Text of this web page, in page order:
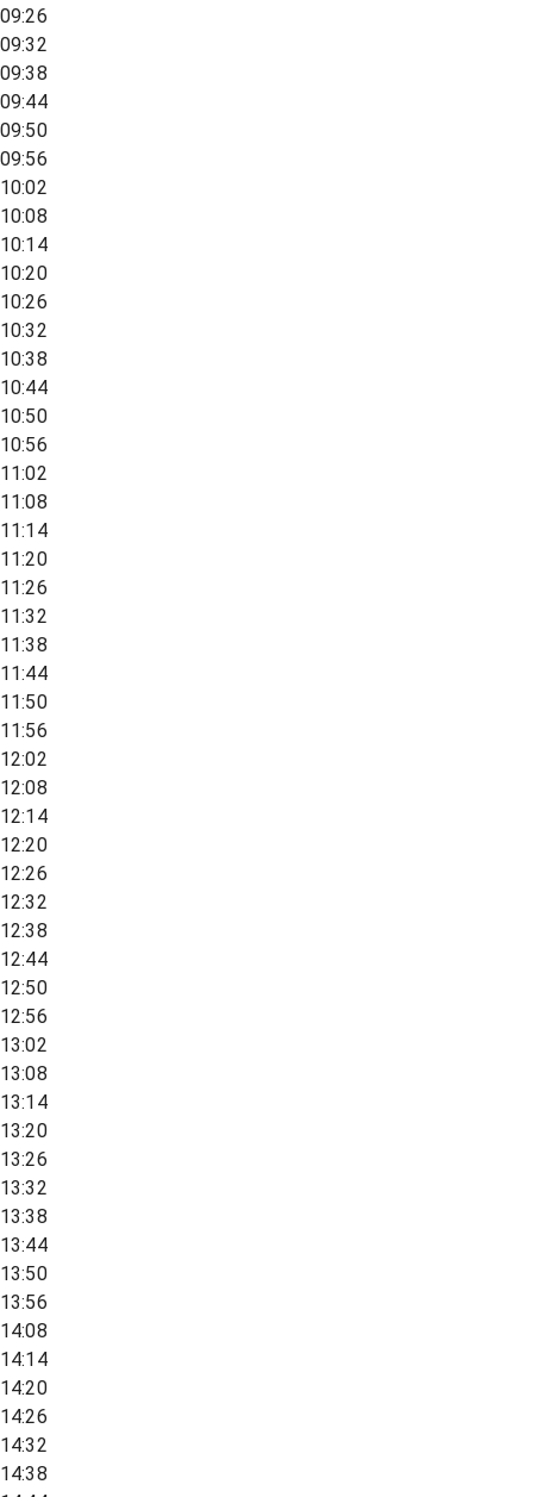
09:26
09:32
09:38
09:44
09:50
09:56
10:02
10:08
10:14
10:20
10:26
10:32
10:38
10:44
10:50
10:56
11:02
11:08
11:14
11:20
11:26
11:32
11:38
11:44
11:50
11:56
12:02
12:08
12:14
12:20
12:26
12:32
12:38
12:44
12:50
12:56
13:02
13:08
13:14
13:20
13:26
13:32
13:38
13:44
13:50
13:56
14:08
14:14
14:20
14:26
14:32
14:38